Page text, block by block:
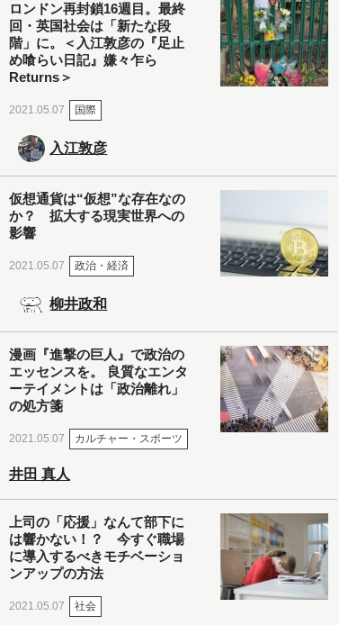
ロンドン再封鎖16週目。最終
回・英国社会は「新たな段
階」に。＜入江敦彦の『足止
め喰らい日記』嫌々乍ら
Returns＞
2021.05.07 国際
入江敦彦
仮想通貨は“仮想”な存在なの
か？ 拡大する現実世界への
影響
2021.05.07 政治・経済
柳井政和
漫画『進撃の巨人』で政治の
エッセンスを。 良質なエンタ
ーテイメントは「政治離れ」
の処方箋
2021.05.07 カルチャー・スポーツ
井田 真人
上司の「応援」なんて部下に
は響かない！？ 今すぐ職場
に導入するべきモチベーショ
ンアップの方法
2021.05.07 社会